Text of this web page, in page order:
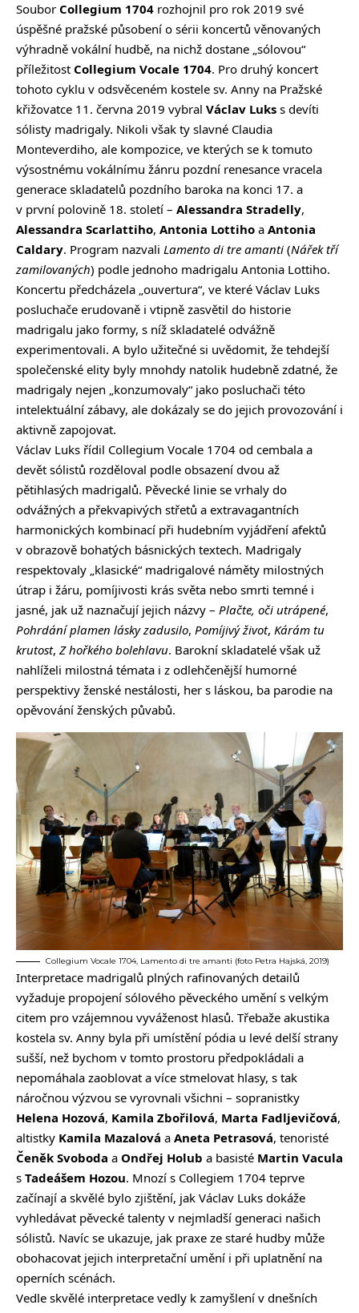
Soubor Collegium 1704 rozhojnil pro rok 2019 své
úspěšné pražské působení o sérii koncertů věnovaných
výhradně vokální hudbě, na nichž dostane „sólovou“
příležitost Collegium Vocale 1704. Pro druhý koncert
tohoto cyklu v odsvěceném kostele sv. Anny na Pražské
křižovatce 11. června 2019 vybral Václav Luks s devíti
sólisty madrigaly. Nikoli však ty slavné Claudia
Monteverdiho, ale kompozice, ve kterých se k tomuto
výsostnému vokálnímu žánru pozdní renesance vracela
generace skladatelů pozdního baroka na konci 17. a
v první polovině 18. století – Alessandra Stradelly,
Alessandra Scarlattiho, Antonia Lottiho a Antonia
Caldary. Program nazvali Lamento di tre amanti (Nářek tří
zamilovaných) podle jednoho madrigalu Antonia Lottiho.
Koncertu předcházela „ouvertura“, ve které Václav Luks
posluchače erudovaně i vtipně zasvětil do historie
madrigalu jako formy, s níž skladatelé odvážně
experimentovali. A bylo užitečné si uvědomit, že tehdejší
společenské elity byly mnohdy natolik hudebně zdatné, že
madrigaly nejen „konzumovaly“ jako posluchači této
intelektuální zábavy, ale dokázaly se do jejich provozování i
aktivně zapojovat.
Václav Luks řídil Collegium Vocale 1704 od cembala a
devět sólistů rozděloval podle obsazení dvou až
pětihlasých madrigalů. Pěvecké linie se vrhaly do
odvážných a překvapivých střetů a extravagantních
harmonických kombinací při hudebním vyjádření afektů
v obrazově bohatých básnických textech. Madrigaly
respektovaly „klasické“ madrigalové náměty milostných
útrap i žáru, pomíjivosti krás světa nebo smrti temné i
jasné, jak už naznačují jejich názvy – Plačte, oči utrápené,
Pohrdání plamen lásky zadusilo, Pomíjivý život, Kárám tu
krutost, Z hořkého bolehlavu. Barokní skladatelé však už
nahlíželi milostná témata i z odlehčenější humorné
perspektivy ženské nestálosti, her s láskou, ba parodie na
opěvování ženských půvabů.
Collegium Vocale 1704, Lamento di tre amanti (foto Petra Hajská, 2019)
Interpretace madrigalů plných rafinovaných detailů
vyžaduje propojení sólového pěveckého umění s velkým
citem pro vzájemnou vyváženost hlasů. Třebaže akustika
kostela sv. Anny byla při umístění pódia u levé delší strany
sušší, než bychom v tomto prostoru předpokládali a
nepomáhala zaoblovat a více stmelovat hlasy, s tak
náročnou výzvou se vyrovnali všichni – sopranistky
Helena Hozová, Kamila Zbořilová, Marta Fadljevičová,
altistky Kamila Mazalová a Aneta Petrasová, tenoristé
Čeněk Svoboda a Ondřej Holub a basisté Martin Vacula
s Tadeášem Hozou. Mnozí s Collegiem 1704 teprve
začínají a skvělé bylo zjištění, jak Václav Luks dokáže
vyhledávat pěvecké talenty v nejmladší generaci našich
sólistů. Navíc se ukazuje, jak praxe ze staré hudby může
obohacovat jejich interpretační umění i při uplatnění na
operních scénách.
Vedle skvělé interpretace vedly k zamyšlení v dnešních